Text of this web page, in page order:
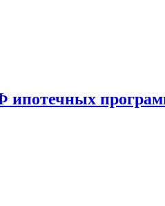
ипотечных